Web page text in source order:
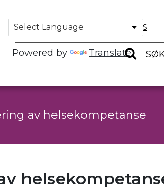
Powered by Translate
OM OSS
av helsekompetanse